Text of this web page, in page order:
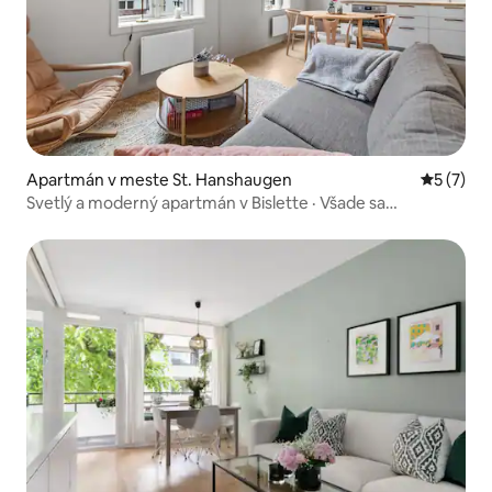
Apartmán v meste St. Hanshaugen
5 (7)
Svetlý a moderný apartmán v Bislette · Všade sa